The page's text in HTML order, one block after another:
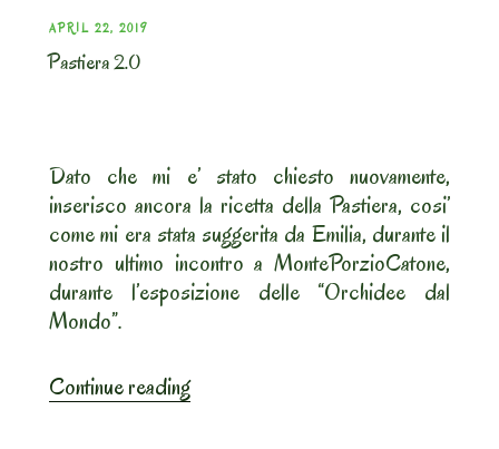
POSTED
ON
APRIL 22, 2019
Pastiera 2.0
Dato che mi e’ stato chiesto nuovamente,
inserisco ancora la ricetta della Pastiera, cosi’
come mi era stata suggerita da Emilia, durante il
nostro ultimo incontro a MontePorzioCatone,
durante l’esposizione delle “Orchidee dal
Mondo”.
Continue reading“Pastiera